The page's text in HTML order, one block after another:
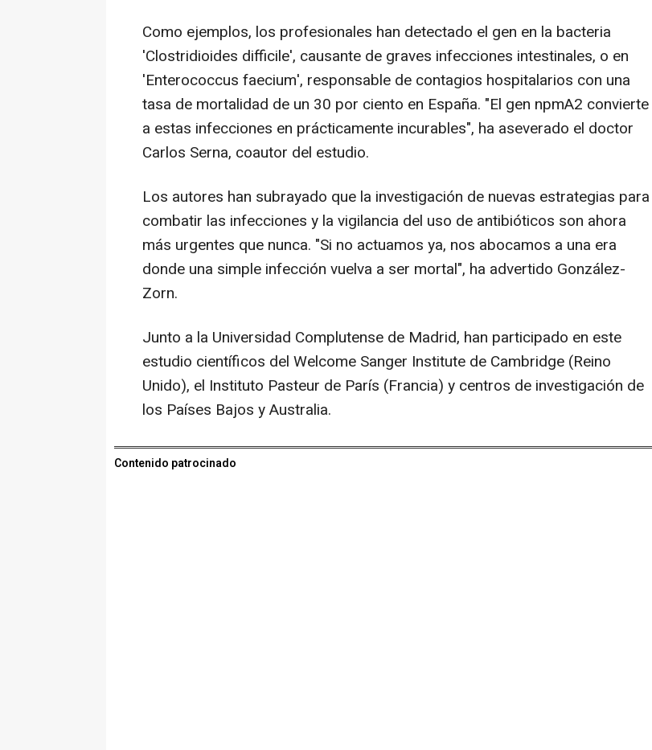
Como ejemplos, los profesionales han detectado el gen en la bacteria
'Clostridioides difficile', causante de graves infecciones intestinales, o en
'Enterococcus faecium', responsable de contagios hospitalarios con una
tasa de mortalidad de un 30 por ciento en España. "El gen npmA2 convierte
a estas infecciones en prácticamente incurables", ha aseverado el doctor
Carlos Serna, coautor del estudio.
Los autores han subrayado que la investigación de nuevas estrategias para
combatir las infecciones y la vigilancia del uso de antibióticos son ahora
más urgentes que nunca. "Si no actuamos ya, nos abocamos a una era
donde una simple infección vuelva a ser mortal", ha advertido González-
Zorn.
Junto a la Universidad Complutense de Madrid, han participado en este
estudio científicos del Welcome Sanger Institute de Cambridge (Reino
Unido), el Instituto Pasteur de París (Francia) y centros de investigación de
los Países Bajos y Australia.
Contenido patrocinado